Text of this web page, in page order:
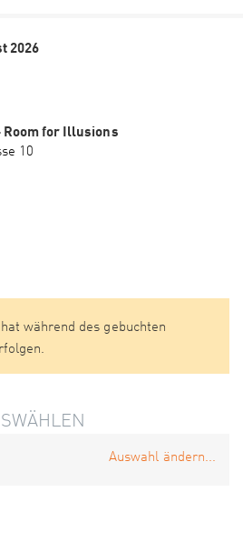
2026
Room for Illusions
10
während des gebuchten
Auswahl ändern...